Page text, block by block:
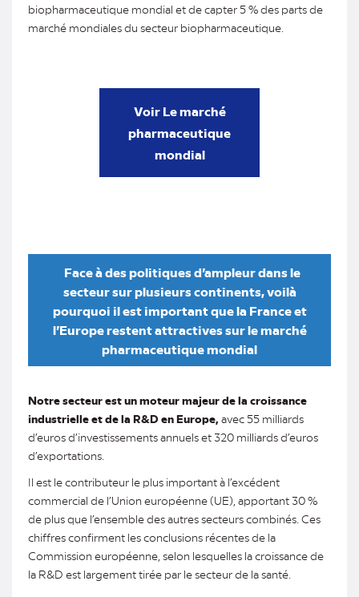
biopharmaceutique mondial et de capter 5 % des parts de
marché mondiales du secteur biopharmaceutique.
Voir Le marché
pharmaceutique
mondial
Face à des politiques d’ampleur dans le
secteur sur plusieurs continents, voilà
pourquoi il est important que la France et
l’Europe restent attractives sur le marché
pharmaceutique mondial
Notre secteur est un moteur majeur de la croissance
industrielle et de la R&D en Europe, avec 55 milliards
d’euros d’investissements annuels et 320 milliards d’euros
d’exportations.
Il est le contributeur le plus important à l’excédent
commercial de l’Union européenne (UE), apportant 30 %
de plus que l’ensemble des autres secteurs combinés. Ces
chiffres confirment les conclusions récentes de la
Commission européenne, selon lesquelles la croissance de
la R&D est largement tirée par le secteur de la santé.